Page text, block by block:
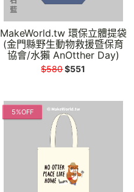
MakeWorld.tw 環保立體提袋
(金門縣野生動物救援暨保育
協會/水獺 AnOtther Day)
$580$551
5%OFF